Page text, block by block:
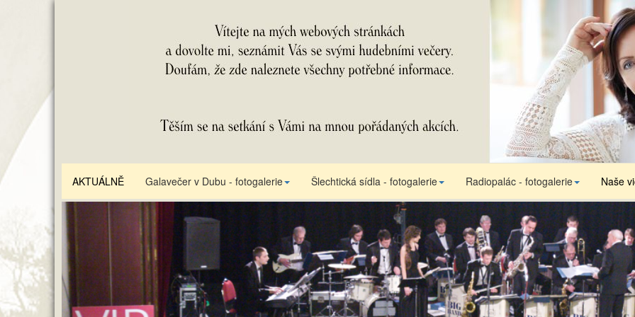
AKTUÁLNĚ Galavečer v Dubu - fotogalerie Šlechtická sídla - fotogalerie Radiopalác - fotogalerie Naše